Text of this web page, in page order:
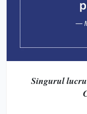
Singurul lucru